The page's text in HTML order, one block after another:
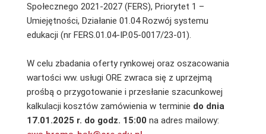
Społecznego 2021-2027 (FERS), Priorytet 1 –
Umiejętności, Działanie 01.04 Rozwój systemu
edukacji (nr FERS.01.04-IP.05-0017/23-01).
W celu zbadania oferty rynkowej oraz oszacowania
wartości ww. usługi ORE zwraca się z uprzejmą
prośbą o przygotowanie i przesłanie szacunkowej
kalkulacji kosztów zamówienia w terminie do dnia
17.01.2025 r. do godz. 15:00 na adres mailowy: